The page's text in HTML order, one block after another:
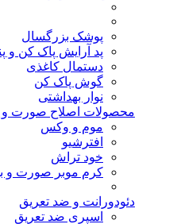
پوشک بزرگسال
پد آرایش پاک کن و
دستمال کاغذی
گوش پاک کن
نوار بهداشتی
محصولات اصلاح صورت و
موم و وکس
افترشیو
خود تراش
کرم موبر صورت و
دئودورانت و ضد تعریق
اسپری ضد تعریق